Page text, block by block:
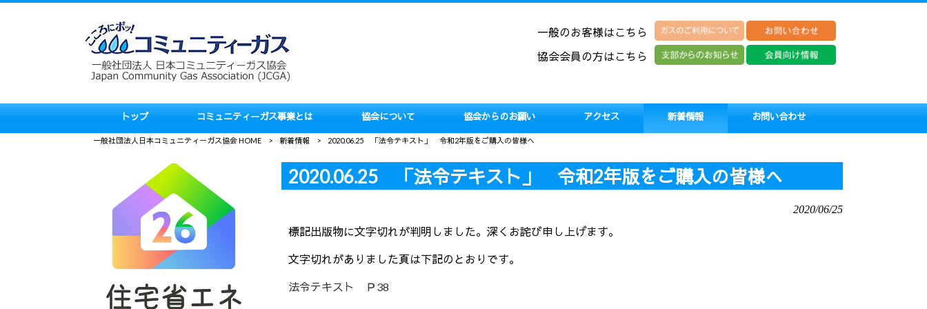
一般のお客様はこちら
協会会員の方はこちら
トップ コミュニティーガス事業とは 協会について 協会からのお願い アクセス 新着情報 お問い合わせ
一般社団法人日本コミュニティーガス協会 HOME > 新着情報 > 2020.06.25 「法令テキスト」 令和2年版をご購入の皆様へ
2020.06.25 「法令テキスト」 令和2年版をご購入の皆様へ
2020/06/25
標記出版物に文字切れが判明しました。深くお詫び申し上げます。
文字切れがありました頁は下記のとおりです。
法令テキスト Ｐ38